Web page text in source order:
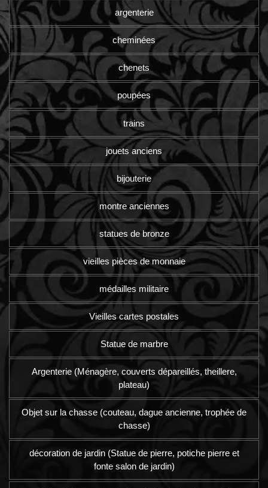
argenterie
cheminées
chenets
poupées
trains
jouets anciens
bijouterie
montre anciennes
statues de bronze
vieilles pièces de monnaie
médailles militaire
Vieilles cartes postales
Statue de marbre
Argenterie (Ménagère, couverts dépareillés, theillere,
plateau)
Objet sur la chasse (couteau, dague ancienne, trophée de
chasse)
décoration de jardin (Statue de pierre, potiche pierre et
fonte salon de jardin)